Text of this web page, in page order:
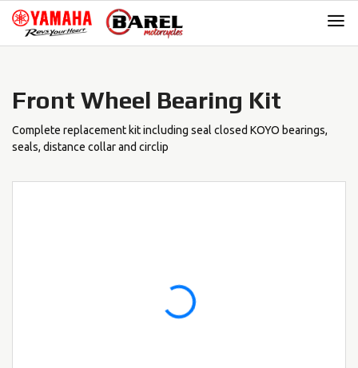
Skip
navigation
Skip
content
Front Wheel Bearing Kit
Complete replacement kit including seal closed KOYO bearings,
seals, distance collar and circlip